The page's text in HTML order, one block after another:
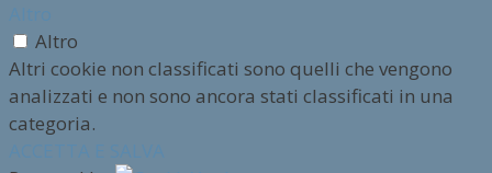
Altro
Altri cookie non classificati sono quelli che vengono
analizzati e non sono ancora stati classificati in una
categoria.